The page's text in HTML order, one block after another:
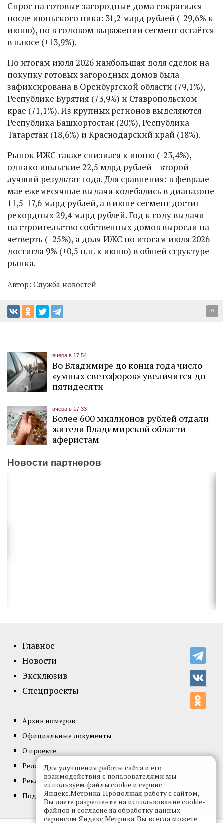
Спрос на готовые загородные дома сократился
после июньского пика: 31,2 млрд рублей (-29,6% к
июню), но в годовом выражении сегмент остаётся
в плюсе (+13,9%).
По итогам июля 2026 наибольшая доля сделок на
покупку готовых загородных домов была
зафиксирована в Оренбургской области (79,1%),
Республике Бурятия (73,9%) и Ставропольском
крае (71,1%). Из крупных регионов выделяются
Республика Башкортостан (20%), Республика
Татарстан (18,6%) и Краснодарский край (18%).
Рынок ИЖС также снизился к июню (-23,4%),
однако июльские 22,5 млрд рублей – второй
лучший результат года. Для сравнения: в феврале-
мае ежемесячные выдачи колебались в диапазоне
11,5-17,6 млрд рублей, а в июне сегмент достиг
рекордных 29,4 млрд рублей. Год к году выдачи
на строительство собственных домов выросли на
четверть (+25%), а доля ИЖС по итогам июля 2026
достигла 9% (+0,5 п.п. к июню) в общей структуре
рынка.
Автор: Служба новостей
^
вчера в 17:54
Во Владимире до конца года число
«умных светофоров» увеличится до
пятидесяти
вчера в 17:33
Более 600 миллионов рублей отдали
жители Владимирской области
аферистам
Новости партнеров
Главное
Новости
Эксклюзив
Спецпроекты
Архив номеров
Официальные документы
О проекте
Редакция
Реклама
Подписка
Для улучшения работы сайта и его
взаимодействия с пользователями мы
используем файлы cookie и сервис
Яндекс.Метрика. Продолжая работу с сайтом,
Вы даете разрешение на использование cookie-
файлов и согласие на обработку данных
сервисом Яндекс.Метрика. Вы всегда можете